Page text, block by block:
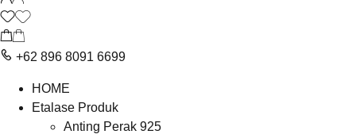
+62 896 8091 6699
HOME
Etalase Produk
Anting Perak 925